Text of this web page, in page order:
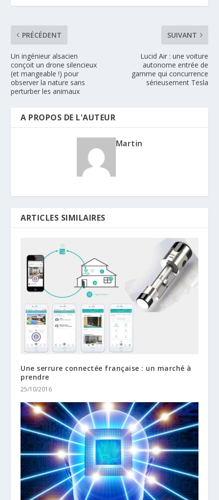
PRÉCÉDENT
Un ingénieur alsacien
conçoit un drone silencieux
(et mangeable !) pour
observer la nature sans
perturber les animaux
SUIVANT
Lucid Air : une voiture
autonome entrée de
gamme qui concurrence
sérieusement Tesla
A PROPOS DE L'AUTEUR
Martin
ARTICLES SIMILAIRES
Une serrure connectée française : un marché à
prendre
25/10/2016